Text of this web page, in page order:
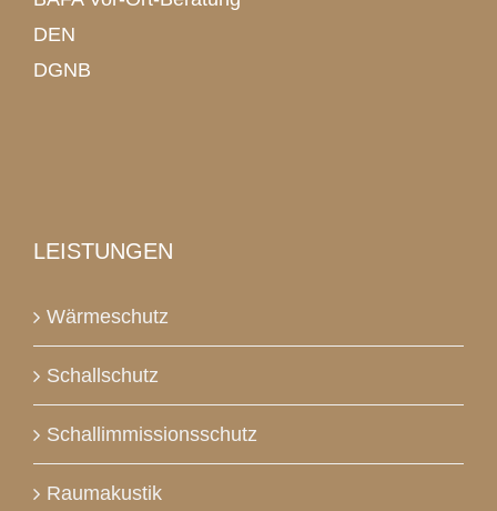
DEN
DGNB
LEISTUNGEN
Wärmeschutz
Schallschutz
Schallimmissionsschutz
Raumakustik